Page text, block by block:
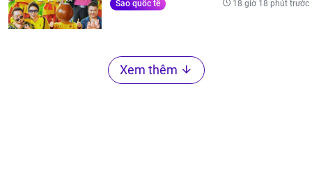
Sao quốc tế 18 giờ 18 phút trước
Xem thêm